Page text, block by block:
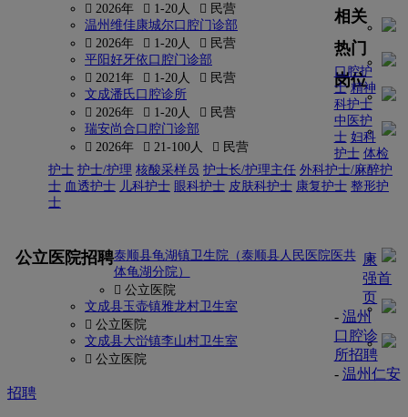
 2026年
 1-20人
 民营
温州维佳康城尔口腔门诊部
 2026年
 1-20人
 民营
平阳好牙依口腔门诊部
 2021年
 1-20人
 民营
文成潘氏口腔诊所
 2026年
 1-20人
 民营
瑞安尚合口腔门诊部
 2026年
 21-100人  民营
相关
热门
岗位
口腔护
士 精神
科护士
中医护
士 妇科
护士 体检
护士 护士/护理 核酸采样员 护士长/护理主任 外科护士/麻醉护
士 血透护士 儿科护士 眼科护士 皮肤科护士 康复护士 整形护
士
公立医院招聘泰顺县龟湖镇卫生院（泰顺县人民医院医共
体龟湖分院）
 公立医院
文成县玉壶镇雅龙村卫生室
 公立医院
文成县大峃镇李山村卫生室
 公立医院
康
强首
页
- 温州
口腔诊
所招聘
- 温州仁安
招聘